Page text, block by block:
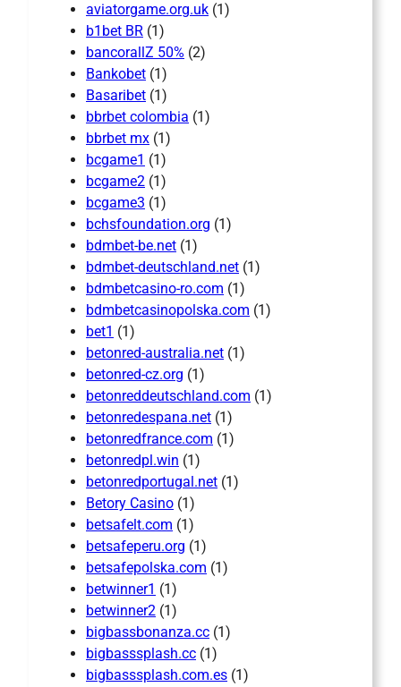
aviatorgame.org.uk (1)
b1bet BR (1)
bancorallZ 50% (2)
Bankobet (1)
Basaribet (1)
bbrbet colombia (1)
bbrbet mx (1)
bcgame1 (1)
bcgame2 (1)
bcgame3 (1)
bchsfoundation.org (1)
bdmbet-be.net (1)
bdmbet-deutschland.net (1)
bdmbetcasino-ro.com (1)
bdmbetcasinopolska.com (1)
bet1 (1)
betonred-australia.net (1)
betonred-cz.org (1)
betonreddeutschland.com (1)
betonredespana.net (1)
betonredfrance.com (1)
betonredpl.win (1)
betonredportugal.net (1)
Betory Casino (1)
betsafelt.com (1)
betsafeperu.org (1)
betsafepolska.com (1)
betwinner1 (1)
betwinner2 (1)
bigbassbonanza.cc (1)
bigbasssplash.cc (1)
bigbasssplash.com.es (1)